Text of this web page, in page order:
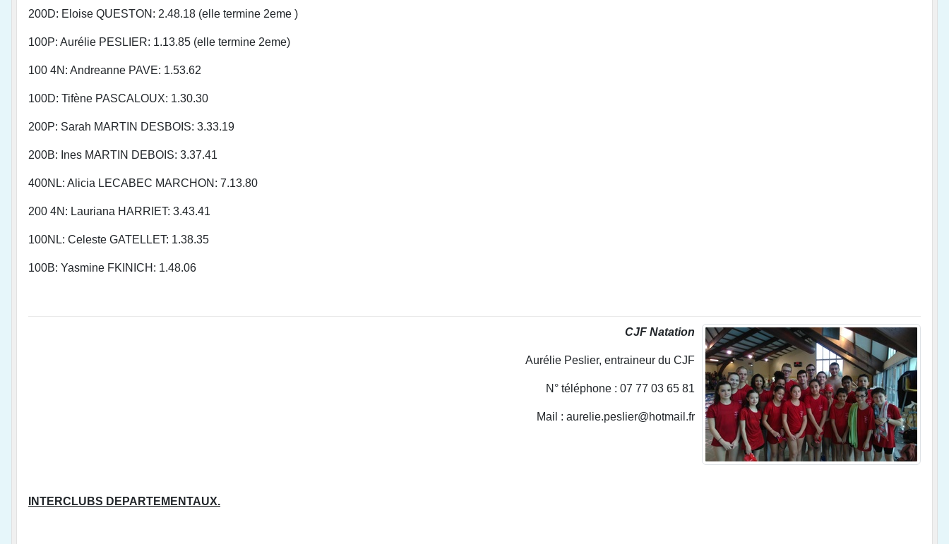
200D: Eloise QUESTON: 2.48.18 (elle termine 2eme )
100P: Aurélie PESLIER: 1.13.85 (elle termine 2eme)
100 4N: Andreanne PAVE: 1.53.62
100D: Tifène PASCALOUX: 1.30.30
200P: Sarah MARTIN DESBOIS: 3.33.19
200B: Ines MARTIN DEBOIS: 3.37.41
400NL: Alicia LECABEC MARCHON: 7.13.80
200 4N: Lauriana HARRIET: 3.43.41
100NL: Celeste GATELLET: 1.38.35
100B: Yasmine FKINICH: 1.48.06
CJF Natation
Aurélie Peslier, entraineur du CJF
N° téléphone : 07 77 03 65 81
Mail : aurelie.peslier@hotmail.fr
INTERCLUBS DEPARTEMENTAUX.